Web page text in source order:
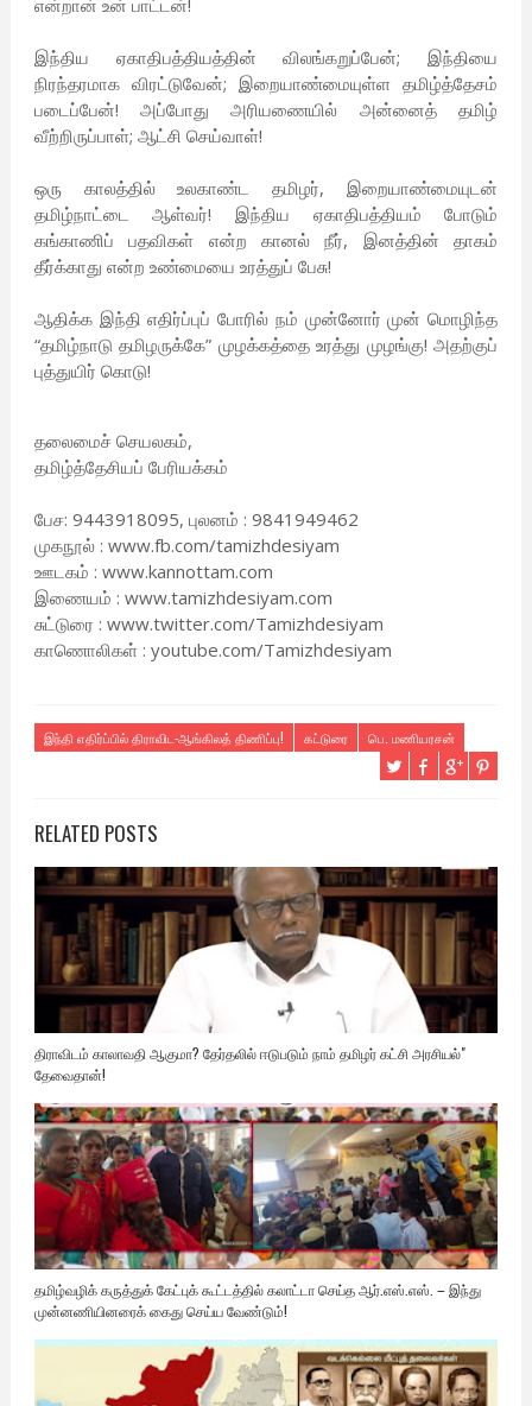
என்றான் உன் பாட்டன்!
இந்திய ஏகாதிபத்தியத்தின் விலங்கறுப்பேன்; இந்தியை
நிரந்தரமாக விரட்டுவேன்; இறையாண்மையுள்ள தமிழ்த்தேசம்
படைப்பேன்! அப்போது அரியணையில் அன்னைத் தமிழ்
வீற்றிருப்பாள்; ஆட்சி செய்வாள்!
ஒரு காலத்தில் உலகாண்ட தமிழர், இறையாண்மையுடன்
தமிழ்நாட்டை ஆள்வர்! இந்திய ஏகாதிபத்தியம் போடும்
கங்காணிப் பதவிகள் என்ற கானல் நீர், இனத்தின் தாகம்
தீர்க்காது என்ற உண்மையை உரத்துப் பேசு!
ஆதிக்க இந்தி எதிர்ப்புப் போரில் நம் முன்னோர் முன் மொழிந்த
“தமிழ்நாடு தமிழருக்கே” முழக்கத்தை உரத்து முழங்கு! அதற்குப்
புத்துயிர் கொடு!
தலைமைச் செயலகம்,
தமிழ்த்தேசியப் பேரியக்கம்
பேச: 9443918095, புலனம் : 9841949462
முகநூல் : www.fb.com/tamizhdesiyam
ஊடகம் : www.kannottam.com
இணையம் : www.tamizhdesiyam.com
சுட்டுரை : www.twitter.com/Tamizhdesiyam
காணொலிகள் : youtube.com/Tamizhdesiyam
இந்தி எதிர்ப்பில் திராவிட-ஆங்கிலத் திணிப்பு! கட்டுரை பெ. மணியரசன்
RELATED POSTS
திராவிடம் காலாவதி ஆகுமா? தேர்தலில் ஈடுபடும் நாம் தமிழர் கட்சி அரசியல்"
தேவைதான்!
தமிழ்வழிக் கருத்துக் கேட்புக் கூட்டத்தில் கலாட்டா செய்த ஆர்.எஸ்.எஸ். – இந்து
முன்னணியினரைக் கைது செய்ய வேண்டும்!